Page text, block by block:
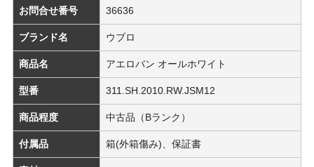
お問合せ番号 36636
ブランド名 ウブロ
商品名 アエロバン オールホワイト
型番 311.SH.2010.RW.JSM12
商品程度 中古品（Bランク）
付属品 箱(外箱傷み)、保証書